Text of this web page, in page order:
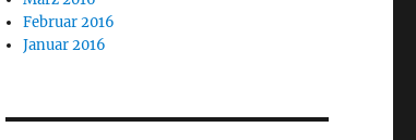
Februar 2016
Januar 2016